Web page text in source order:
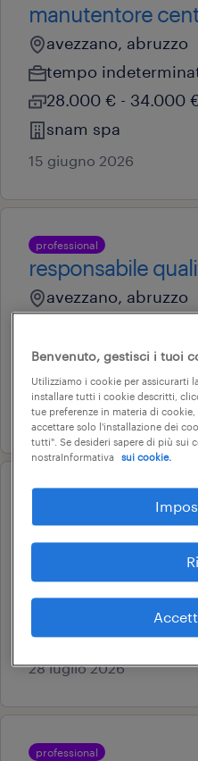
manutentore
avezzano, abruzzo
tempo
28.000 € - 34.000
snam spa
15 giugno 2026
professional
responsabile
avezzano, abruzzo
28.000 € - 34.000 €
siapra spa
10 giugno 2026
assistente front
logistica (m/f/nb)
avezzano, abruzzo
28.000 € - 34.000
28 luglio 2026
professional
Benvenuto, gestisci i tuoi
Utilizziamo i cookie per assicurarti
installare tutti i cookie descritti,
tue preferenze in materia di
accettare solo l'installazione dei
tutti". Se desideri sapere di più sui
nostraInformativa
sui cookie.